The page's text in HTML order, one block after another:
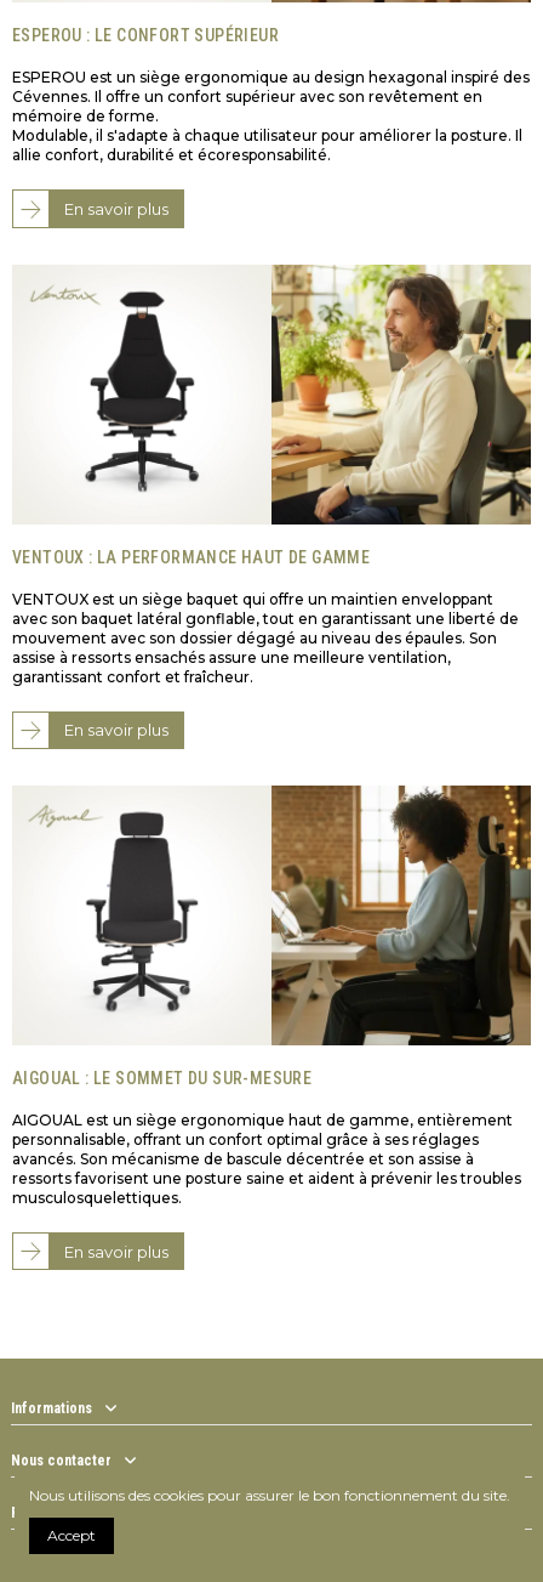
ESPEROU : LE CONFORT SUPÉRIEUR
ESPEROU est un siège ergonomique au design hexagonal inspiré des
Cévennes. Il offre un confort supérieur avec son revêtement en
mémoire de forme.
Modulable, il s'adapte à chaque utilisateur pour améliorer la posture. Il
allie confort, durabilité et écoresponsabilité.
En savoir plus
VENTOUX : LA PERFORMANCE HAUT DE GAMME
VENTOUX est un siège baquet qui offre un maintien enveloppant
avec son baquet latéral gonflable, tout en garantissant une liberté de
mouvement avec son dossier dégagé au niveau des épaules. Son
assise à ressorts ensachés assure une meilleure ventilation,
garantissant confort et fraîcheur.
En savoir plus
AIGOUAL : LE SOMMET DU SUR-MESURE
AIGOUAL est un siège ergonomique haut de gamme, entièrement
personnalisable, offrant un confort optimal grâce à ses réglages
avancés. Son mécanisme de bascule décentrée et son assise à
ressorts favorisent une posture saine et aident à prévenir les troubles
musculosquelettiques.
En savoir plus
Informations
Nous contacter
Follow us
Nous utilisons des cookies pour assurer le bon fonctionnement du site.
Accept